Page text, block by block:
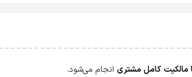
مالکیت کامل مشتری انجام می‌شود.